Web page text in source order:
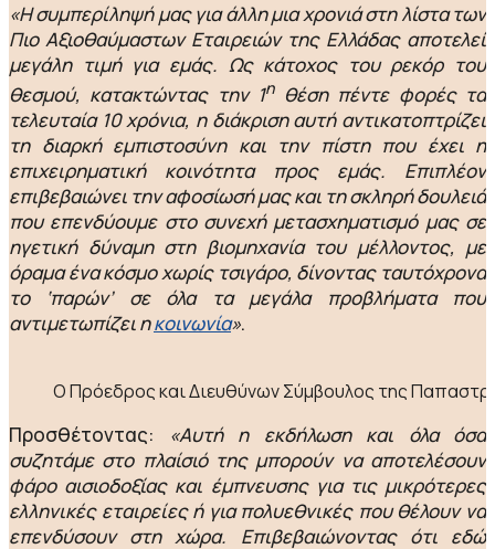
«Η συμπερίληψή μας για άλλη μια χρονιά στη λίστα των
Πιο Αξιοθαύμαστων Εταιρειών της Ελλάδας αποτελεί
μεγάλη τιμή για εμάς. Ως κάτοχος του ρεκόρ του
θεσμού, κατακτώντας την 1ηθέση πέντε φορές τα
τελευταία 10 χρόνια, η διάκριση αυτή αντικατοπτρίζει
τη διαρκή εμπιστοσύνη και την πίστη που έχει η
επιχειρηματική κοινότητα προς εμάς. Επιπλέον
επιβεβαιώνει την αφοσίωσή μας και τη σκληρή δουλειά
που επενδύουμε στο συνεχή μετασχηματισμό μας σε
ηγετική δύναμη στη βιομηχανία του μέλλοντος, με
όραμα ένα κόσμο χωρίς τσιγάρο, δίνοντας ταυτόχρονα
το ‘παρών’ σε όλα τα μεγάλα προβλήματα που
αντιμετωπίζει ηκοινωνία».
Ο Πρόεδρος και Διευθύνων Σύμβουλος της
Προσθέτοντας:
«Αυτή η εκδήλωση και όλα όσα
συζητάμε στο πλαίσιό της μπορούν να αποτελέσουν
φάρο αισιοδοξίας και έμπνευσης για τις μικρότερες
ελληνικές εταιρείες ή για πολυεθνικές που θέλουν να
επενδύσουν στη χώρα. Επιβεβαιώνοντας ότι εδώ